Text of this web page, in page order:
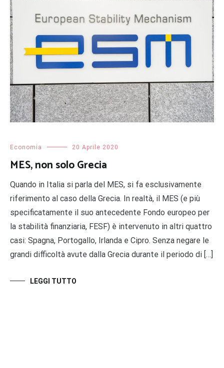
Economia 20 Aprile 2020
MES, non solo Grecia
Quando in Italia si parla del MES, si fa esclusivamente
riferimento al caso della Grecia. In realtà, il MES (e più
specificatamente il suo antecedente Fondo europeo per
la stabilità finanziaria, FESF) è intervenuto in altri quattro
casi: Spagna, Portogallo, Irlanda e Cipro. Senza negare le
grandi difficoltà avute dalla Grecia durante il periodo di […]
LEGGI TUTTO